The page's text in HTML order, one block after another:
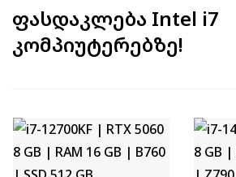
ფასდაკლება Intel i7
კომპიუტერებზე!